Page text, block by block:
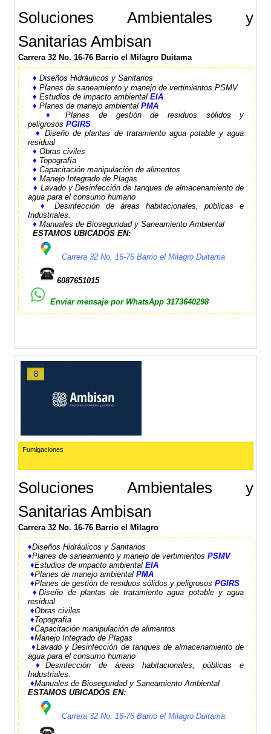
Soluciones Ambientales y
Sanitarias Ambisan
Carrera 32 No. 16-76 Barrio el Milagro Duitama
♦ Diseños Hidráulicos y Sanitarios
♦ Planes de saneamiento y manejo de vertimientos PSMV
♦ Estudios de impacto ambientalEIA
♦ Planes de manejo ambientalPMA
♦
Planes de gestión de residuos sólidos y
peligrososPGIRS
♦ Diseño de plantas de tratamiento agua potable y agua
residual
♦ Obras civiles
♦ Topografía
♦ Capacitación manipulación de alimentos
♦ Manejo Integrado de Plagas
♦ Lavado y Desinfección de tanques de almacenamiento de
agua para el consumo humano
♦ Desinfección de áreas habitacionales, públicas e
Industriales.
♦Manuales de Bioseguridad y Saneamiento Ambiental
ESTAMOS UBICADOS EN:
Carrera 32 No. 16-76 Barrio el Milagro Duitama
6087651015
Enviar mensaje por WhatsApp 3173640298
8
Fumigaciones
Soluciones Ambientales y
Sanitarias Ambisan
Carrera 32 No. 16-76 Barrio el Milagro
♦Diseños Hidráulicos y Sanitarios
♦Planes de saneamiento y manejo de vertimientosPSMV
♦Estudios de impacto ambientalEIA
♦Planes de manejo ambientalPMA
♦Planes de gestión de residuos sólidos y peligrososPGIRS
♦Diseño de plantas de tratamiento agua potable y agua
residual
♦Obras civiles
♦Topografía
♦Capacitación manipulación de alimentos
♦Manejo Integrado de Plagas
♦Lavado y Desinfección de tanques de almacenamiento de
agua para el consumo humano
♦Desinfección de áreas habitacionales, públicas e
Industriales.
♦Manuales de Bioseguridad y Saneamiento Ambiental
ESTAMOS UBICADOS EN:
Carrera 32 No. 16-76 Barrio el Milagro Duitama